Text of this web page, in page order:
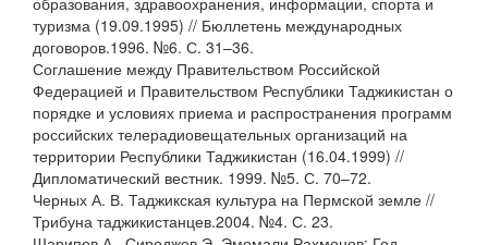
туризма (19.09.1995) // Бюллетень международных
договоров.1996. №6. С. 31–36.
Соглашение между Правительством Российской
Федерацией и Правительством Республики Таджикистан о
порядке и условиях приема и распространения программ
российских телерадиовещательных организаций на
территории Республики Таджикистан (16.04.1999) //
Дипломатический вестник. 1999. №5. С. 70–72.
Черных А. В. Таджикская культура на Пермской земле //
Трибуна таджикистанцев.2004. №4. С. 23.